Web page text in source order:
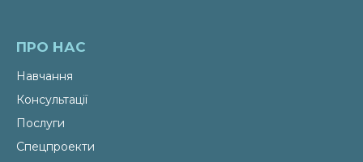
ПРО НАС
Навчання
Консультації
Послуги
Спецпроекти